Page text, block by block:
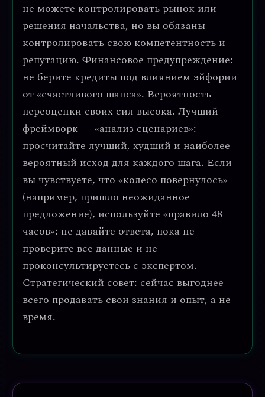
не можете контролировать рынок или
решения начальства, но вы обязаны
контролировать свою компетентность и
репутацию. Финансовое предупреждение:
не берите кредиты под влиянием эйфории
от «счастливого шанса». Вероятность
переоценки своих сил высока. Лучший
фреймворк — «анализ сценариев»:
просчитайте лучший, худший и наиболее
вероятный исход для каждого шага. Если
вы чувствуете, что «колесо повернулось»
(например, пришло неожиданное
предложение), используйте «правило 48
часов»: не давайте ответа, пока не
проверите все данные и не
проконсультируетесь с экспертом.
Стратегический совет: сейчас выгоднее
всего продавать свои знания и опыт, а не
время.